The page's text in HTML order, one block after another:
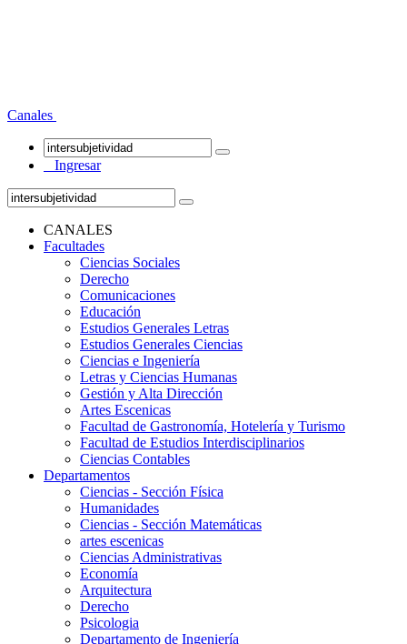
Canales
Ingresar
CANALES
Facultades
Ciencias Sociales
Derecho
Comunicaciones
Educación
Estudios Generales Letras
Estudios Generales Ciencias
Ciencias e Ingeniería
Letras y Ciencias Humanas
Gestión y Alta Dirección
Artes Escenicas
Facultad de Gastronomía, Hotelería y Turismo
Facultad de Estudios Interdisciplinarios
Ciencias Contables
Departamentos
Ciencias - Sección Física
Humanidades
Ciencias - Sección Matemáticas
artes escenicas
Ciencias Administrativas
Economía
Arquitectura
Derecho
Psicologia
Departamento de Ingeniería